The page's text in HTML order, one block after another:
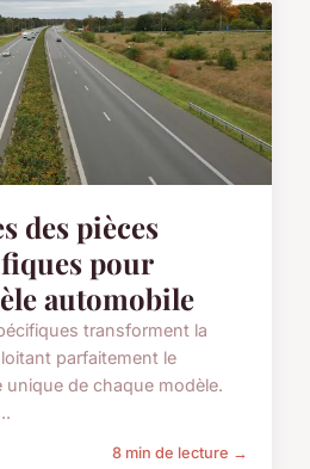
des pièces
pour
automobile
transforment la
parfaitement le
unique de chaque modèle.
8 min de lecture →